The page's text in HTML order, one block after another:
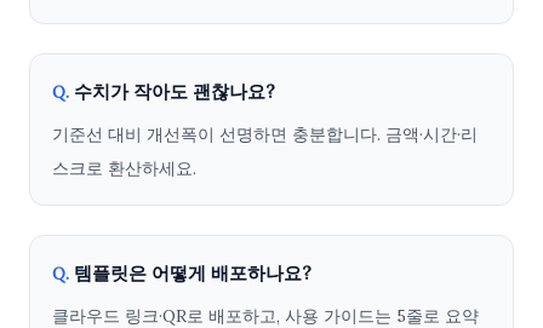
Q. 수치가 작아도 괜찮나요?
기준선 대비 개선폭이 선명하면 충분합니다. 금액·시간·리
스크로 환산하세요.
Q. 템플릿은 어떻게 배포하나요?
클라우드 링크·QR로 배포하고, 사용 가이드는 5줄로 요약